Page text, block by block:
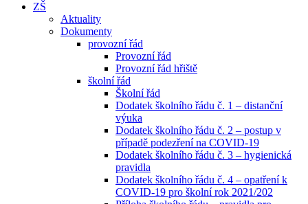
ZŠ
Aktuality
Dokumenty
provozní řád
Provozní řád
Provozní řád hřiště
školní řád
Školní řád
Dodatek školního řádu č. 1 – distanční
výuka
Dodatek školního řádu č. 2 – postup v
případě podezření na COVID-19
Dodatek školního řádu č. 3 – hygienická
pravidla
Dodatek školního řádu č. 4 – opatření k
COVID-19 pro školní rok 2021/202